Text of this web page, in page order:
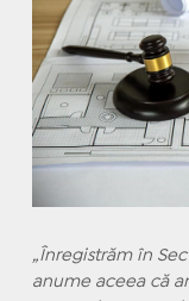
„Înregistrăm în
anume aceea că